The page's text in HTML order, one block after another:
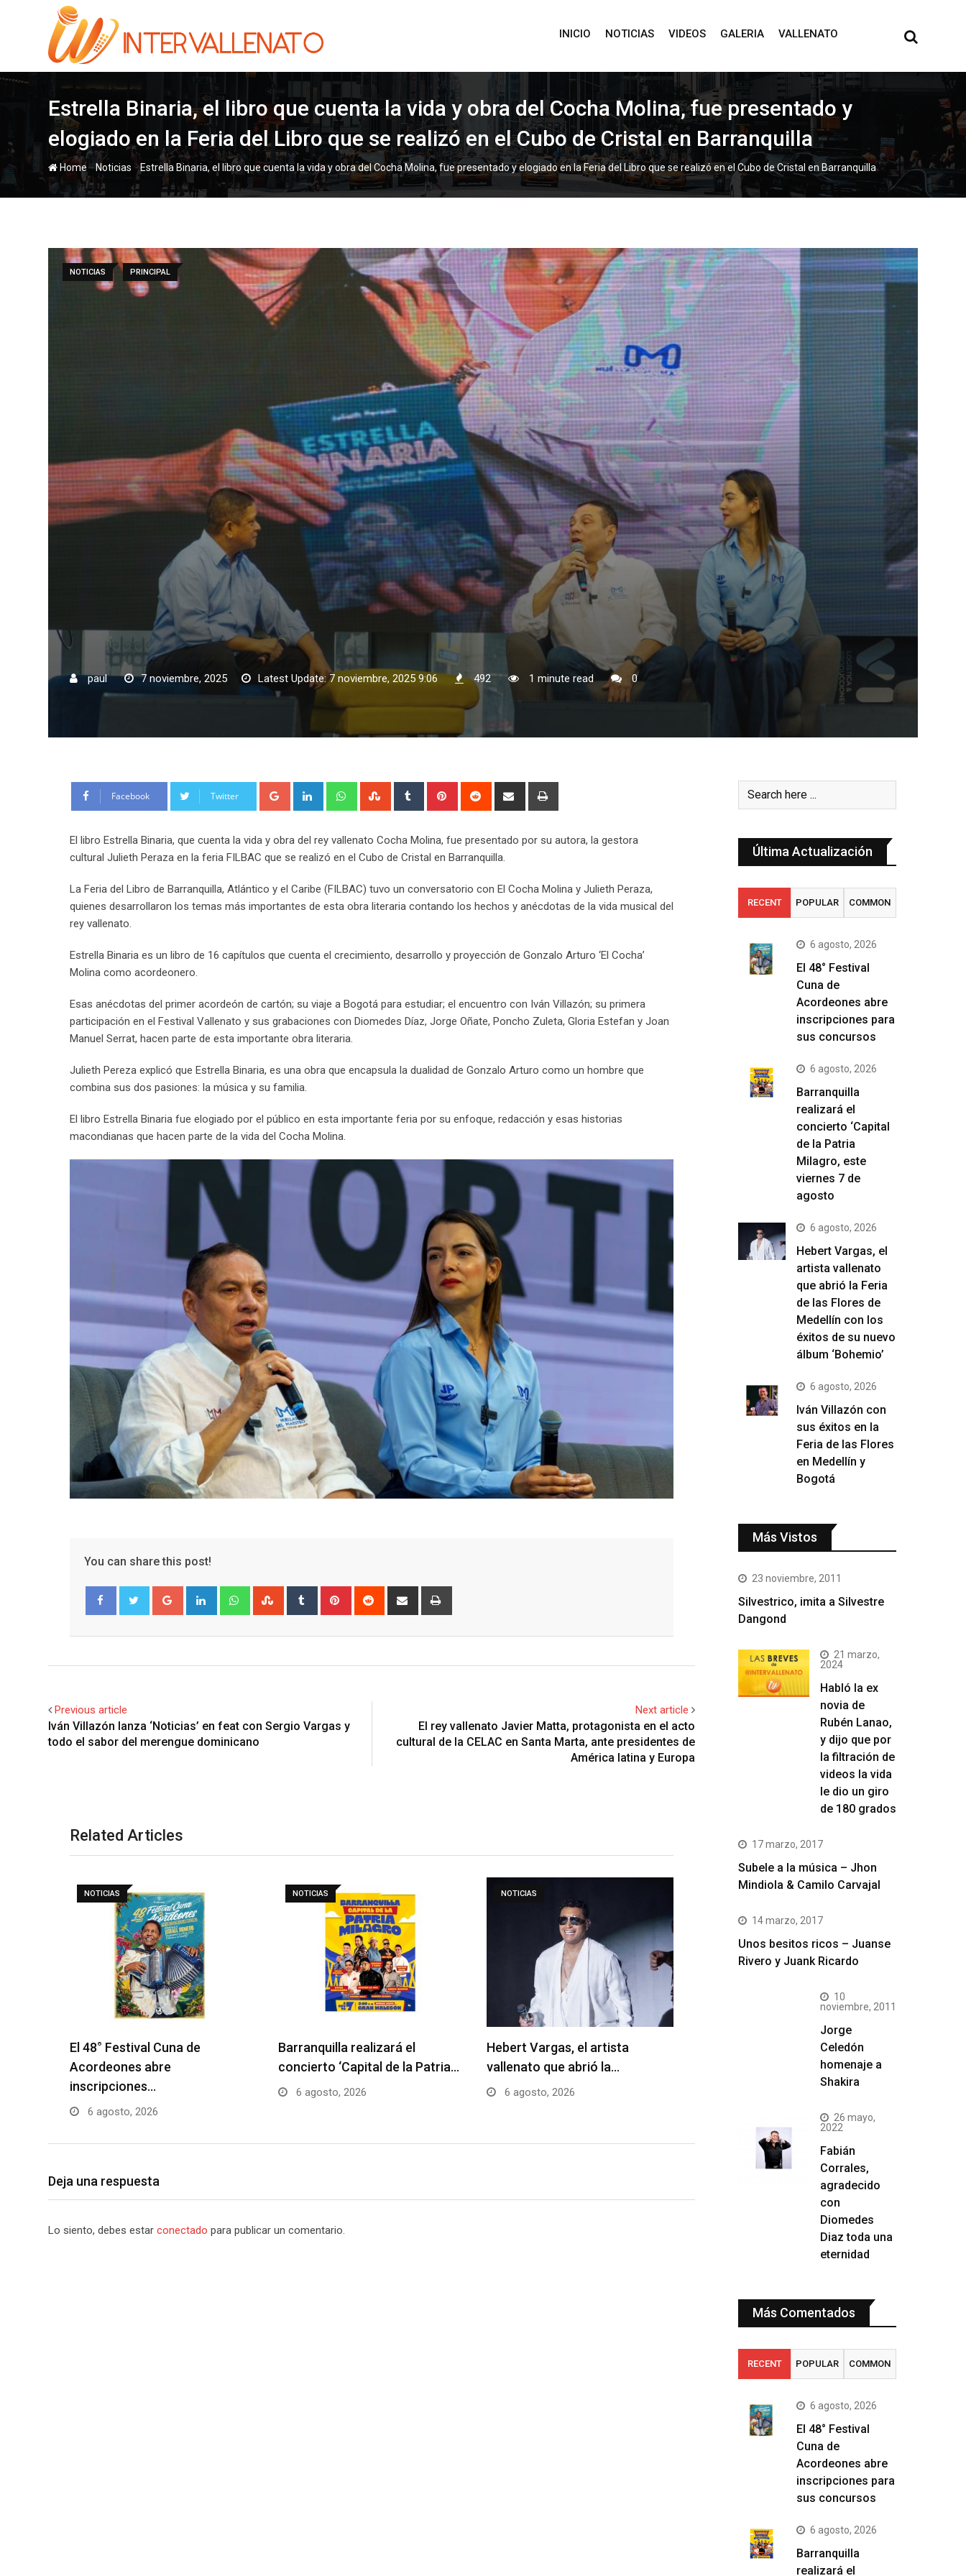
INICIO NOTICIAS VIDEOS GALERIA VALLENATO
Estrella Binaria, el libro que cuenta la vida y obra del Cocha Molina, fue presentado y
elogiado en la Feria del Libro que se realizó en el Cubo de Cristal en Barranquilla
Home-Noticias -Estrella Binaria, el libro que cuenta la vida y obra del Cocha Molina, fue presentado y elogiado en la Feria del Libro que se realizó en el Cubo de Cristal en Barranquilla
NOTICIAS PRINCIPAL
paul 7 noviembre, 2025 Latest Update: 7 noviembre, 2025 9:06 492 1 minute read 0
Facebook Twitter Google+ LinkedIn WhatsappStumbleUpon
Tumblr Pinterest Reddit
Share
El libro Estrella Binaria, que cuenta la vida y obra del rey vallenato Cocha Molina, fue presentado por su autora, la gestora
cultural Julieth Peraza en la feria FILBAC que se realizó en el Cubo de Cristal en Barranquilla.
La Feria del Libro de Barranquilla, Atlántico y el Caribe (FILBAC) tuvo un conversatorio con El Cocha Molina y Julieth Peraza,
quienes desarrollaron los temas más importantes de esta obra literaria contando los hechos y anécdotas de la vida musical del
rey vallenato.
Estrella Binaria es un libro de 16 capítulos que cuenta el crecimiento, desarrollo y proyección de Gonzalo Arturo ‘El Cocha’
Molina como acordeonero.
Esas anécdotas del primer acordeón de cartón; su viaje a Bogotá para estudiar; el encuentro con Iván Villazón; su primera
participación en el Festival Vallenato y sus grabaciones con Diomedes Díaz, Jorge Oñate, Poncho Zuleta, Gloria Estefan y Joan
Manuel Serrat, hacen parte de esta importante obra literaria.
Julieth Pereza explicó que Estrella Binaria, es una obra que encapsula la dualidad de Gonzalo Arturo como un hombre que
combina sus dos pasiones: la música y su familia.
El libro Estrella Binaria fue elogiado por el público en esta importante feria por su enfoque, redacción y esas historias
macondianas que hacen parte de la vida del Cocha Molina.
You can share this post!
Google+ LinkedIn WhatsappStumbleUpon
Tumblr Pinterest Reddit
Share
Previous article
Iván Villazón lanza ‘Noticias’ en feat con Sergio Vargas y
todo el sabor del merengue dominicano
Next article
El rey vallenato Javier Matta, protagonista en el acto
cultural de la CELAC en Santa Marta, ante presidentes de
América latina y Europa
Related Articles
NOTICIAS
El 48° Festival Cuna de
Acordeones abre
inscripciones…
6 agosto, 2026
NOTICIAS
Barranquilla realizará el
concierto ‘Capital de la Patria…
6 agosto, 2026
NOTICIAS
Hebert Vargas, el artista
vallenato que abrió la…
6 agosto, 2026
Deja una respuesta
Lo siento, debes estar conectado para publicar un comentario.
Última Actualización
RECENT POPULAR COMMON
6 agosto, 2026
El 48° Festival
Cuna de
Acordeones abre
inscripciones para
sus concursos
6 agosto, 2026
Barranquilla
realizará el
concierto ‘Capital
de la Patria
Milagro, este
viernes 7 de
agosto
6 agosto, 2026
Hebert Vargas, el
artista vallenato
que abrió la Feria
de las Flores de
Medellín con los
éxitos de su nuevo
álbum ‘Bohemio’
6 agosto, 2026
Iván Villazón con
sus éxitos en la
Feria de las Flores
en Medellín y
Bogotá
Más Vistos
23 noviembre, 2011
Silvestrico, imita a Silvestre
Dangond
21 marzo,
2024
Habló la ex
novia de
Rubén Lanao,
y dijo que por
la filtración de
videos la vida
le dio un giro
de 180 grados
17 marzo, 2017
Subele a la música – Jhon
Mindiola & Camilo Carvajal
14 marzo, 2017
Unos besitos ricos – Juanse
Rivero y Juank Ricardo
10
noviembre, 2011
Jorge
Celedón
homenaje a
Shakira
26 mayo,
2022
Fabián
Corrales,
agradecido
con
Diomedes
Diaz toda una
eternidad
Más Comentados
RECENT POPULAR COMMON
6 agosto, 2026
El 48° Festival
Cuna de
Acordeones abre
inscripciones para
sus concursos
6 agosto, 2026
Barranquilla
realizará el